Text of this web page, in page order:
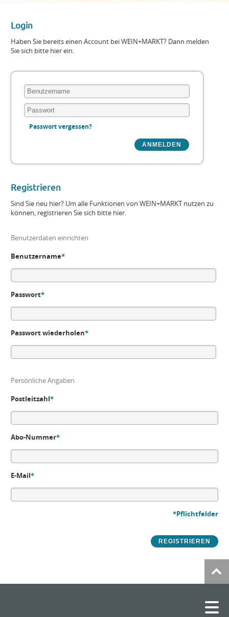
Login
Haben Sie bereits einen Account bei WEIN+MARKT? Dann melden
Sie sich bitte hier ein.
Passwort vergessen?
Registrieren
Sind Sie neu hier? Um alle Funktionen von WEIN+MARKT nutzen zu
können, registrieren Sie sich bitte hier.
Benutzerdaten einrichten
Benutzername*
Passwort*
Passwort wiederholen*
Persönliche Angaben
Postleitzahl*
Abo-Nummer*
E-Mail*
*Pflichtfelder